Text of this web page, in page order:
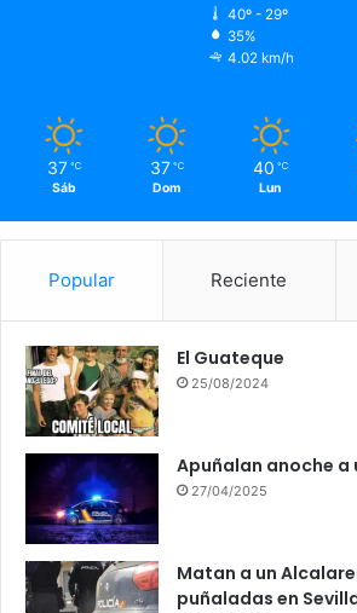
40º - 29º
35%
4.02 km/h
37 ℃
Sáb
37 ℃
Dom
40 ℃
Lun
Popular Reciente
El Guateque
25/08/2024
Apuñalan anoche a
27/04/2025
Matan a un
puñaladas en